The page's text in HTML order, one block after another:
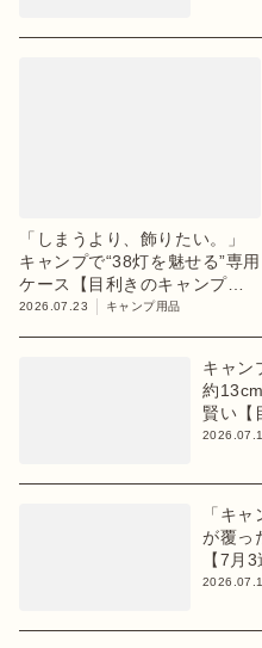
「しまうより、飾りたい。」
キャンプで“38灯を魅せる”専用
ケース【目利きのキャンプギ
ア】
2026.07.23 キャンプ用品
キャン
約
賢い【
「キ
が覆っ
【7月